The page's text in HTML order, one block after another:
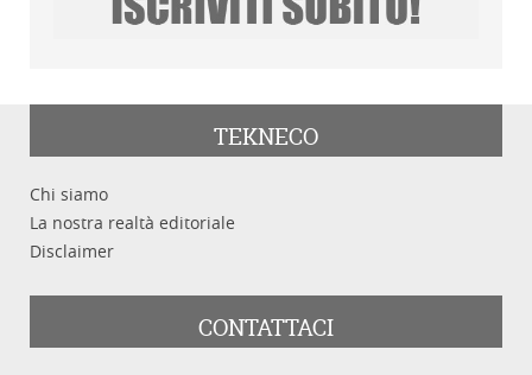
TEKNECO
Chi siamo
La nostra realtà editoriale
Disclaimer
CONTATTACI